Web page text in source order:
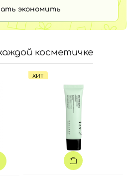
экономить
косметичке
ХИТ